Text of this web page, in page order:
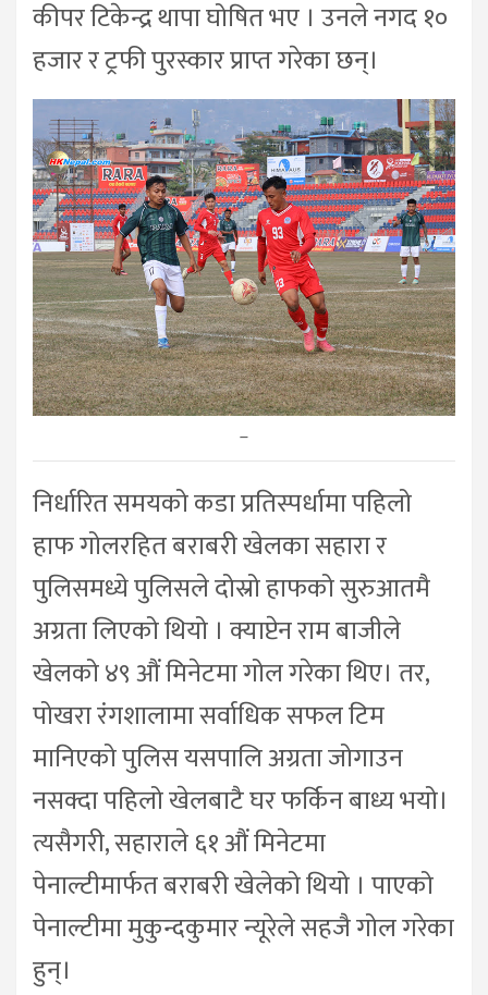
कीपर टिकेन्द्र थापा घोषित भए । उनले नगद १०
हजार र ट्रफी पुरस्कार प्राप्त गरेका छन्।
–
निर्धारित समयको कडा प्रतिस्पर्धामा पहिलो
हाफ गोलरहित बराबरी खेलका सहारा र
पुलिसमध्ये पुलिसले दोस्रो हाफको सुरुआतमै
अग्रता लिएको थियो । क्याप्टेन राम बाजीले
खेलको ४९ औं मिनेटमा गोल गरेका थिए। तर,
पोखरा रंगशालामा सर्वाधिक सफल टिम
मानिएको पुलिस यसपालि अग्रता जोगाउन
नसक्दा पहिलो खेलबाटै घर फर्किन बाध्य भयो।
त्यसैगरी, सहाराले ६१ औं मिनेटमा
पेनाल्टीमार्फत बराबरी खेलेको थियो । पाएको
पेनाल्टीमा मुकुन्दकुमार न्यूरेले सहजै गोल गरेका
हुन्।